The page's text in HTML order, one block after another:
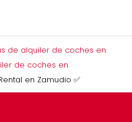
de alquiler de coches en
de coches en
en Zamudio ✅